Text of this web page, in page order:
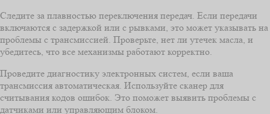
Следите за плавностью переключения передач. Если передачи
включаются с задержкой или с рывками, это может указывать на
проблемы с трансмиссией. Проверьте, нет ли утечек масла, и
убедитесь, что все механизмы работают корректно.
Проведите диагностику электронных систем, если ваша
трансмиссия автоматическая. Используйте сканер для
считывания кодов ошибок. Это поможет выявить проблемы с
датчиками или управляющим блоком.